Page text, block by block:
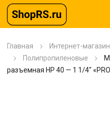
Главная Интернет-
Полипропиленовые
разъемная HP 40 — 1 1/4″